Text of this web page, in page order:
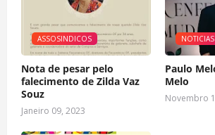
ASSOSINDICOS
Nota de pesar pelo
falecimento de Zilda Vaz
Souz
Janeiro 09, 2023
NOTICIAS
Paulo
Melo
Novembro